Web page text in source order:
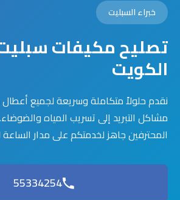
خبراء السبليت
تصليح مكيفات
الكويت
نقدم حلولاً متكاملة وسريعة لجميع
مشاكل التبريد إلى تسريب المياه
المحترفين جاهز لخدمتكم على مدار
55334254